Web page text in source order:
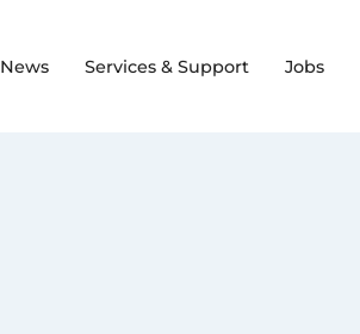
News Services & Support Jobs